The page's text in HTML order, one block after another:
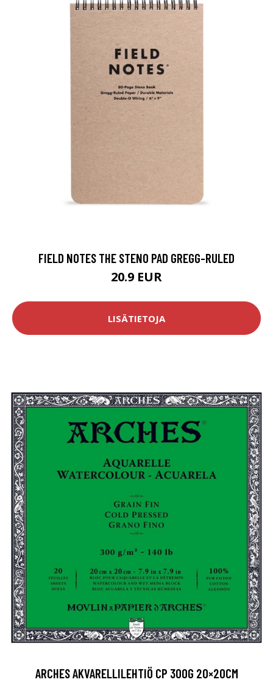
FIELD NOTES THE STENO PAD GREGG-RULED
20.9 EUR
LISÄTIETOJA
ARCHES AKVARELLILEHTIÖ CP 300G 20×20CM